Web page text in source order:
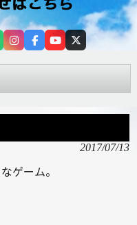
2017/07/13
ゲーム。